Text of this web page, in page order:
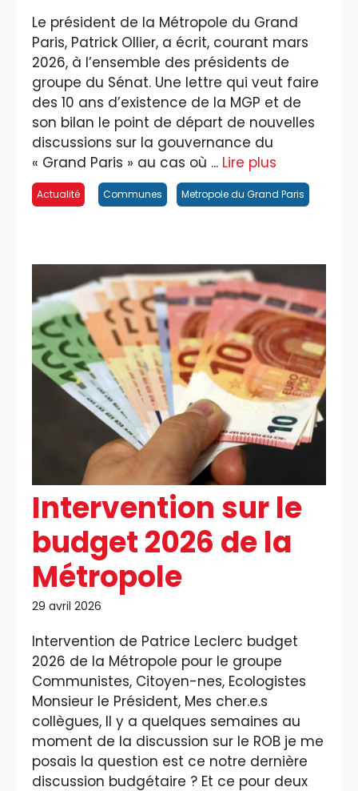
Le président de la Métropole du Grand
Paris, Patrick Ollier, a écrit, courant mars
2026, à l’ensemble des présidents de
groupe du Sénat. Une lettre qui veut faire
des 10 ans d’existence de la MGP et de
son bilan le point de départ de nouvelles
discussions sur la gouvernance du
« Grand Paris » au cas où ... Lire plus
Actualité Communes Metropole du Grand Paris
Intervention sur le
budget 2026 de la
Métropole
29 avril 2026
Intervention de Patrice Leclerc budget
2026 de la Métropole pour le groupe
Communistes, Citoyen-nes, Ecologistes
Monsieur le Président, Mes cher.e.s
collègues, Il y a quelques semaines au
moment de la discussion sur le ROB je me
posais la question est ce notre dernière
discussion budgétaire ? Et ce pour deux